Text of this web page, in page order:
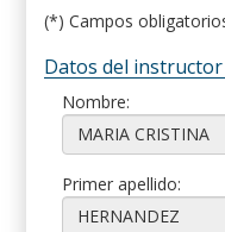
(*) Campos
Datos del instructor
Nombre:
Primer apellido: